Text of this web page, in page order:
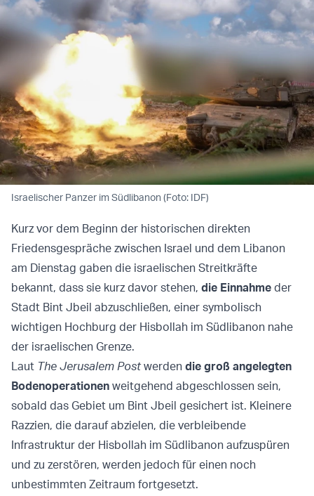
Israelischer Panzer im Südlibanon (Foto: IDF)
Kurz vor dem Beginn der historischen direkten
Friedensgespräche zwischen Israel und dem Libanon
am Dienstag gaben die israelischen Streitkräfte
bekannt, dass sie kurz davor stehen, die Einnahme der
Stadt Bint Jbeil abzuschließen, einer symbolisch
wichtigen Hochburg der Hisbollah im Südlibanon nahe
der israelischen Grenze.
Laut The Jerusalem Postwerden die groß angelegten
Bodenoperationen weitgehend abgeschlossen sein,
sobald das Gebiet um Bint Jbeil gesichert ist. Kleinere
Razzien, die darauf abzielen, die verbleibende
Infrastruktur der Hisbollah im Südlibanon aufzuspüren
und zu zerstören, werden jedoch für einen noch
unbestimmten Zeitraum fortgesetzt.